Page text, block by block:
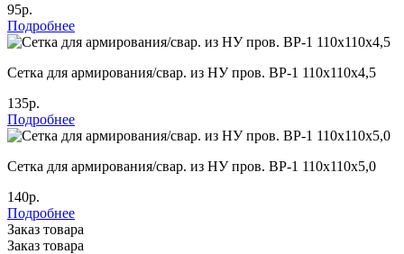
95р.
Подробнее
Сетка для армирования/свар. из НУ пров. ВР-1 110х110х4,5
135р.
Подробнее
Сетка для армирования/свар. из НУ пров. ВР-1 110х110х5,0
140р.
Подробнее
Заказ товара
Заказ товара